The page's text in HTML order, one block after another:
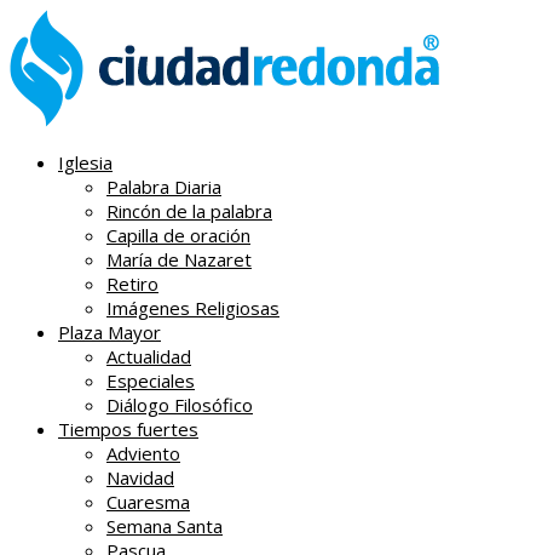
Iglesia
Palabra Diaria
Rincón de la palabra
Capilla de oración
María de Nazaret
Retiro
Imágenes Religiosas
Plaza Mayor
Actualidad
Especiales
Diálogo Filosófico
Tiempos fuertes
Adviento
Navidad
Cuaresma
Semana Santa
Pascua